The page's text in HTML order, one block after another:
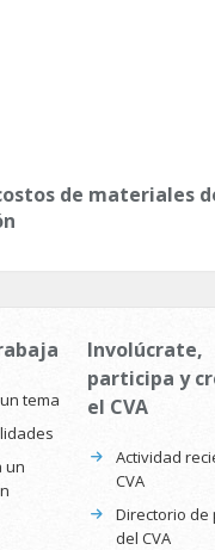
de materiales
tema
un
Involúcrate,
participa y
el CVA
Actividad
CVA
Directorio de
del CVA